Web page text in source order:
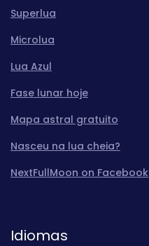
Superlua
Microlua
Lua Azul
Fase lunar hoje
Mapa astral gratuito
Nasceu na lua cheia?
NextFullMoon on Facebook
Idiomas